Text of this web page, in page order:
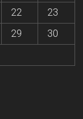
22
23
29
30